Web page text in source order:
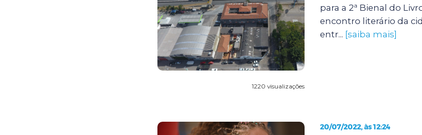
1220 visualizações
para a 2ª Bienal do
encontro literário da
entr... [saiba mais]
20/07/2022, às 12:24